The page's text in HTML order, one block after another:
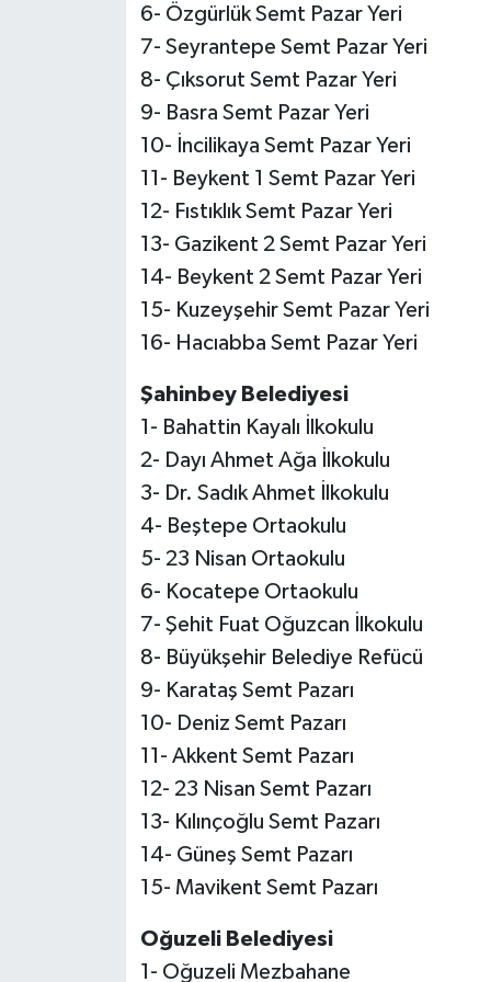
6- Özgürlük Semt Pazar Yeri
7- Seyrantepe Semt Pazar Yeri
8- Çıksorut Semt Pazar Yeri
9- Basra Semt Pazar Yeri
10- İncilikaya Semt Pazar Yeri
11- Beykent 1 Semt Pazar Yeri
12- Fıstıklık Semt Pazar Yeri
13- Gazikent 2 Semt Pazar Yeri
14- Beykent 2 Semt Pazar Yeri
15- Kuzeyşehir Semt Pazar Yeri
16- Hacıabba Semt Pazar Yeri
Şahinbey Belediyesi
1- Bahattin Kayalı İlkokulu
2- Dayı Ahmet Ağa İlkokulu
3- Dr. Sadık Ahmet İlkokulu
4- Beştepe Ortaokulu
5- 23 Nisan Ortaokulu
6- Kocatepe Ortaokulu
7- Şehit Fuat Oğuzcan İlkokulu
8- Büyükşehir Belediye Refücü
9- Karataş Semt Pazarı
10- Deniz Semt Pazarı
11- Akkent Semt Pazarı
12- 23 Nisan Semt Pazarı
13- Kılınçoğlu Semt Pazarı
14- Güneş Semt Pazarı
15- Mavikent Semt Pazarı
Oğuzeli Belediyesi
1- Oğuzeli Mezbahane